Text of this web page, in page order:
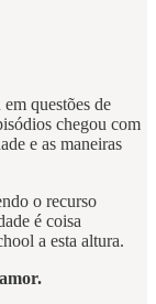
questões de
chegou com
e as maneiras
o recurso
é coisa
a esta altura.
amor.